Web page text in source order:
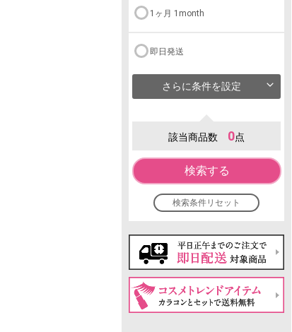
1ヶ月 1month
即日発送
さらに条件を設定
該当商品数 0点
検索する
検索条件リセット